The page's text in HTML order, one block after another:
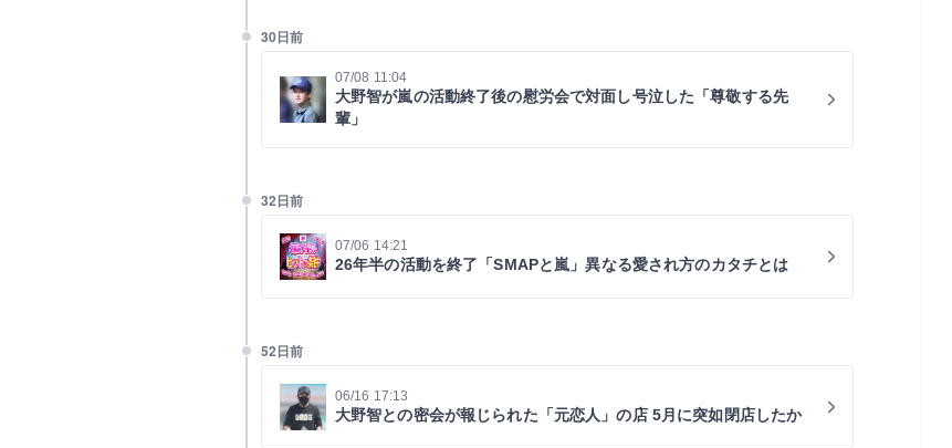
30日前
07/08 11:04
大野智が嵐の活動終了後の慰労会で対面し号泣した「尊敬する先
輩」
32日前
07/06 14:21
26年半の活動を終了「SMAPと嵐」異なる愛され方のカタチとは
52日前
06/16 17:13
大野智との密会が報じられた「元恋人」の店 5月に突如閉店したか